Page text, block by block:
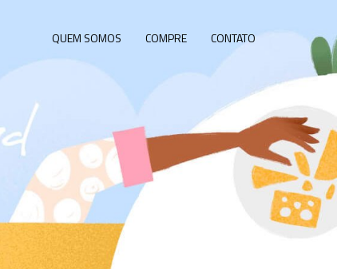
QUEM SOMOS COMPRE CONTATO